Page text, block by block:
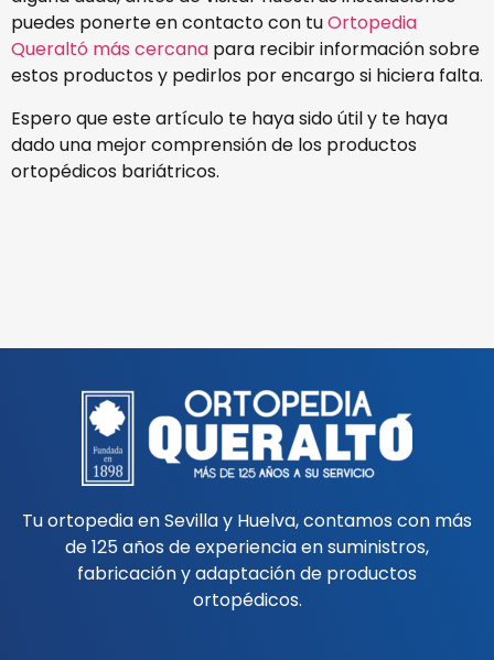
puedes ponerte en contacto con tuOrtopedia
Queraltó más cercana para recibir información sobre
estos productos y pedirlos por encargo si hiciera falta.
Espero que este artículo te haya sido útil y te haya
dado una mejor comprensión de los productos
ortopédicos bariátricos.
Tu ortopedia en Sevilla y Huelva, contamos con más
de 125 años de experiencia en suministros,
fabricación y adaptación de productos
ortopédicos.